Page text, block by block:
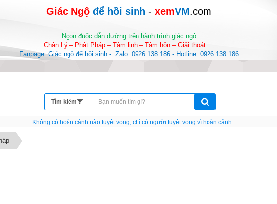
Giác Ngộ để hồi sinh - xemVM.com
Ngọn đuốc dẫn dường trên hành trình giác ngộ
Chân Lý – Phật Pháp – Tâm linh – Tâm hồn – Giải thoát …
Fanpage: Giác ngộ để hồi sinh -  Zalo: 0926.138.186 - Hotline: 0926.138.186
Nếu như không chịu học tập thì cho dù đi vạn dặm đường cũng chỉ là anh đưa thư.